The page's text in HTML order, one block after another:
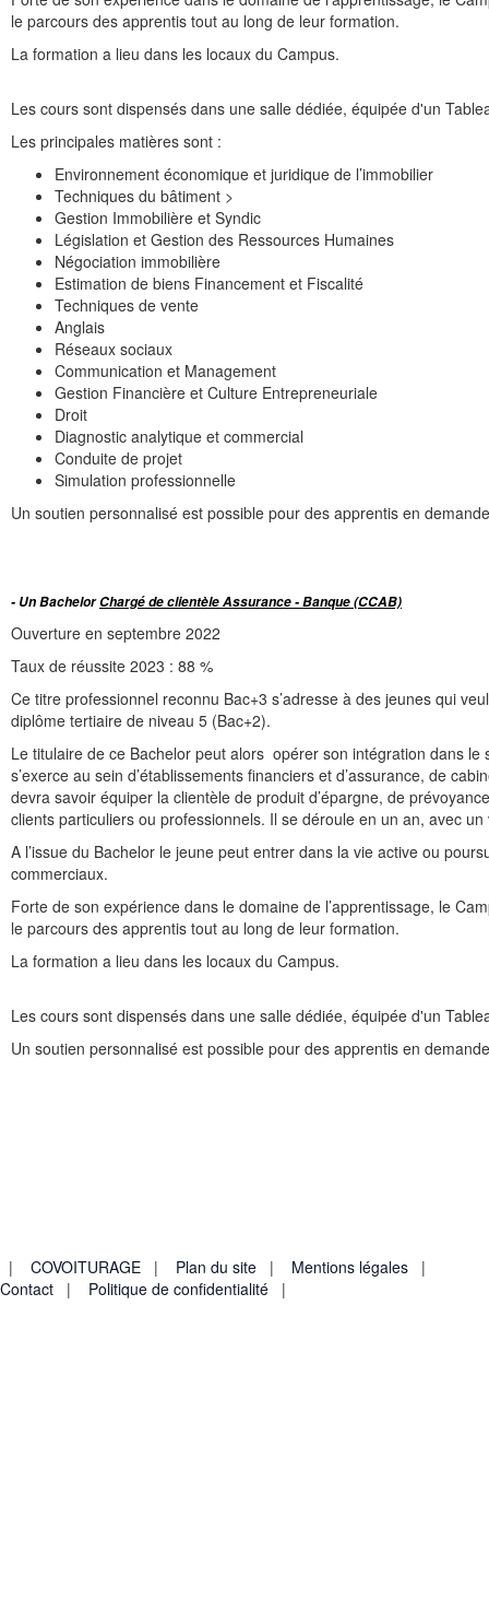
le parcours des apprentis tout au long de leur formation.
La formation a lieu dans les locaux du Campus.
Les cours sont dispensés dans une salle dédiée, équipée d'un
Les principales matières sont :
Environnement économique et juridique de l’immobilier
Techniques du bâtiment >
Gestion Immobilière et Syndic
Législation et Gestion des Ressources Humaines
Négociation immobilière
Estimation de biens Financement et Fiscalité
Techniques de vente
Anglais
Réseaux sociaux
Communication et Management
Gestion Financière et Culture Entrepreneuriale
Droit
Diagnostic analytique et commercial
Conduite de projet
Simulation professionnelle
Un soutien personnalisé est possible pour des apprentis en
- Un BachelorChargé de clientèle Assurance - Banque (CCAB)
Ouverture en septembre 2022
Taux de réussite 2023 : 88 %
Ce titre professionnel reconnu Bac+3 s’adresse à des jeunes qui
diplôme tertiaire de niveau 5 (Bac+2).
Le titulaire de ce Bachelor peut alors opérer son intégration dans
s’exerce au sein d’établissements financiers et d’assurance, de
devra savoir équiper la clientèle de produit d’épargne, de
clients particuliers ou professionnels. Il se déroule en un an, avec
A l’issue du Bachelor le jeune peut entrer dans la vie active ou
commerciaux.
Forte de son expérience dans le domaine de l’apprentissage, le
le parcours des apprentis tout au long de leur formation.
La formation a lieu dans les locaux du Campus.
Les cours sont dispensés dans une salle dédiée, équipée d'un
Un soutien personnalisé est possible pour des apprentis en
|
COVOITURAGE | Plan du site | Mentions légales
|
Contact
| Politique de confidentialité |